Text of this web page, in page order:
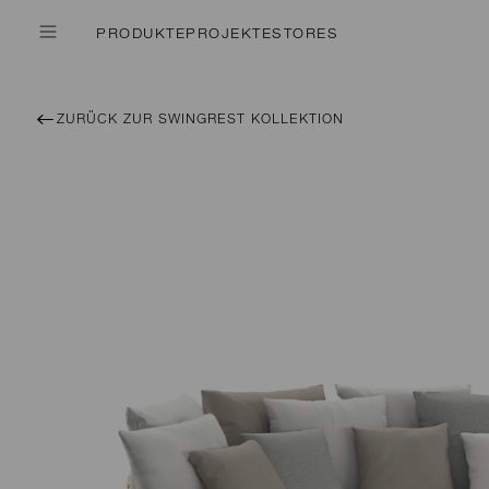
PRODUKTEPROJEKTESTORES
ZURÜCK ZUR SWINGREST KOLLEKTION